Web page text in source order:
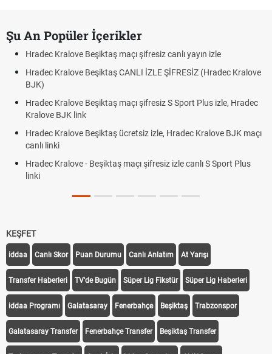
Şu An Popüler İçerikler
Hradec Kralove Beşiktaş maçı şifresiz canlı yayın izle
Hradec Kralove Beşiktaş CANLI İZLE ŞİFRESİZ (Hradec Kralove
BJK)
Hradec Kralove Beşiktaş maçı şifresiz S Sport Plus izle, Hradec
Kralove BJK link
Hradec Kralove Beşiktaş ücretsiz izle, Hradec Kralove BJK maçı
canlı linki
Hradec Kralove - Beşiktaş maçı şifresiz izle canlı S Sport Plus
linki
KEŞFET
iddaa Canlı Skor Puan Durumu Canlı Anlatım At Yarışı
Transfer Haberleri TV'de Bugün Süper Lig Fikstür Süper Lig Haberleri
iddaa Programı Galatasaray Fenerbahçe Beşiktaş Trabzonspor
Galatasaray Transfer Fenerbahçe Transfer Beşiktaş Transfer